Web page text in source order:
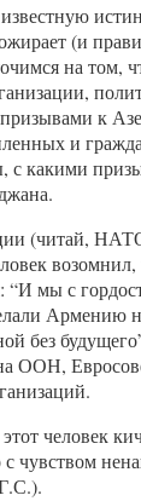
(и
на том,
к
и
с какими
(читай,
“И мы с
Армению
без
ООН,
человек
чувством